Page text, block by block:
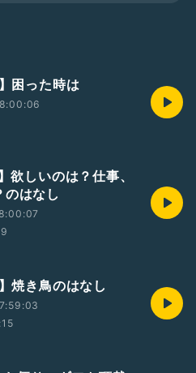
させていただきます！
UCpppIDs9Sd7reTi58Oc
困った時は
欲しいのは？仕事、
のはなし
焼き鳥のはなし